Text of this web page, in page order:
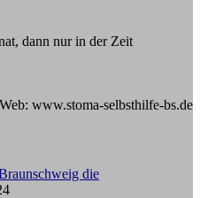
dann nur in der Zeit
www.stoma-selbsthilfe-bs.de
die